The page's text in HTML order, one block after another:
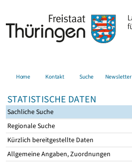
Home Kontakt Suche Newsletter
STATISTISCHE DATEN
Sachliche Suche
Regionale Suche
Kürzlich bereitgestellte Daten
Allgemeine Angaben, Zuordnungen